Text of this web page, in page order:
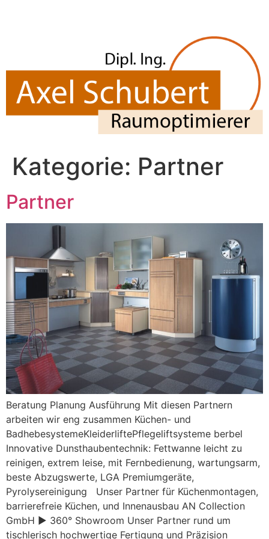
Kategorie: Partner
Partner
Beratung Planung Ausführung Mit diesen Partnern
arbeiten wir eng zusammen Küchen- und
BadhebesystemeKleiderliftePflegeliftsysteme berbel
Innovative Dunsthaubentechnik: Fettwanne leicht zu
reinigen, extrem leise, mit Fernbedienung, wartungsarm,
beste Abzugswerte, LGA Premiumgeräte,
Pyrolysereinigung Unser Partner für Küchenmontagen,
barrierefreie Küchen, und Innenausbau AN Collection
GmbH ► 360° Showroom Unser Partner rund um
tischlerisch hochwertige Fertigung und Präzision